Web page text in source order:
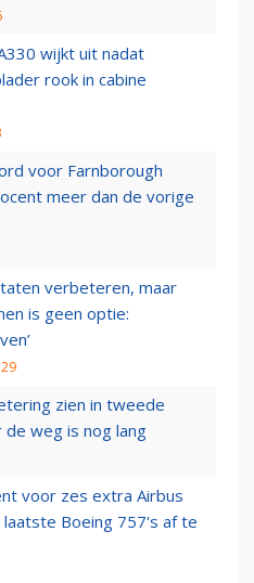
wijkt uit nadat
rook in cabine
voor Farnborough
meer dan de vorige
verbeteren, maar
is geen optie:
zien in tweede
de weg is nog lang
voor zes extra Airbus
Boeing 757's af te